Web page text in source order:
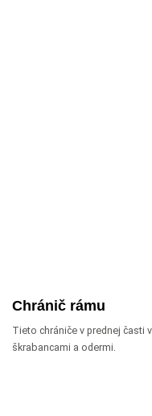
Chránič rámu
Tieto chrániče v prednej časti
škrabancami a odermi.